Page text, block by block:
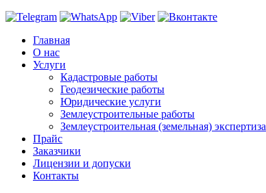
Главная
О нас
Услуги
Кадастровые работы
Геодезические работы
Юридические услуги
Землеустроительные работы
Землеустроительная (земельная) экспертиза
Прайс
Заказчики
Лицензии и допуски
Контакты